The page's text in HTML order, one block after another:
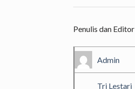
Penulis dan Editor
Admin
Tri Lestari